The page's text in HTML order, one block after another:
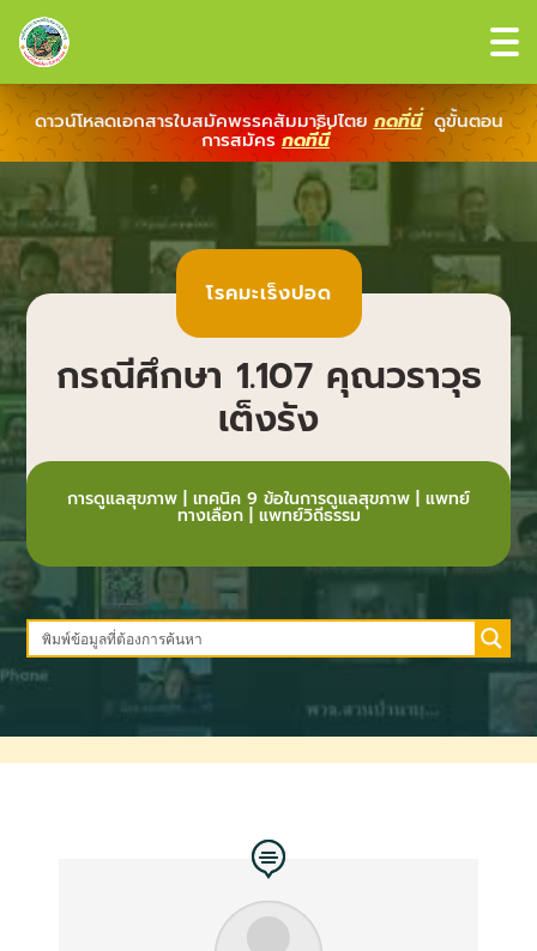
ดาวน์โหลดเอกสารใบสมัคพรรคสัมมาธิปไตย กดที่นี่ ดูขั้นตอน
การสมัครกดที่นี่
โรคมะเร็งปอด
กรณีศึกษา 1.107 คุณวราวุธ
เต็งรัง
การดูแลสุขภาพ | เทคนิค 9 ข้อในการดูแลสุขภาพ | แพทย์
ทางเลือก| แพทย์วิถีธรรม